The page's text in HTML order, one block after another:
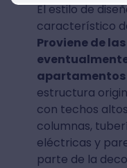
El estilo de
característico
Proviene de
apartamentos
estructura
con techos
columnas,
eléctricas y
parte de la